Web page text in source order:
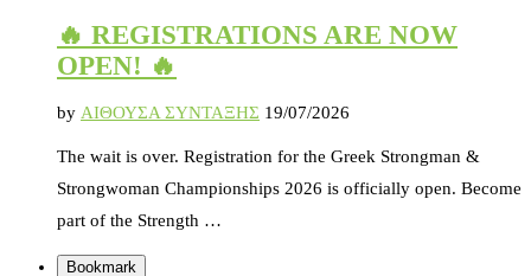
🔥 REGISTRATIONS ARE NOW
OPEN! 🔥
by ΑΙΘΟΥΣΑ ΣΥΝΤΑΞΗΣ 19/07/2026
The wait is over. Registration for the Greek Strongman &
Strongwoman Championships 2026 is officially open. Become
part of the Strength …
Bookmark